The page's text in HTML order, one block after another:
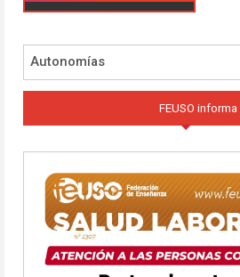
Autonomías
FEUSO informa